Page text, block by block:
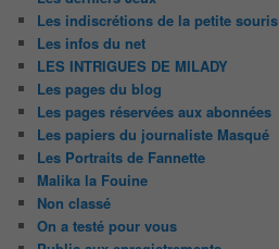
Les indiscrétions de la petite souris
Les infos du net
LES INTRIGUES DE MILADY
Les pages du blog
Les pages réservées aux abonnées
Les papiers du journaliste Masqué
Les Portraits de Fannette
Malika la Fouine
Non classé
On a testé pour vous